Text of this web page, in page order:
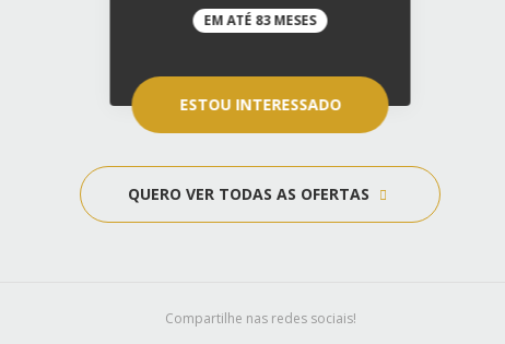
EM ATÉ 83 MESES
ESTOU INTERESSADO
QUERO VER TODAS AS OFERTAS
Compartilhe nas redes sociais!